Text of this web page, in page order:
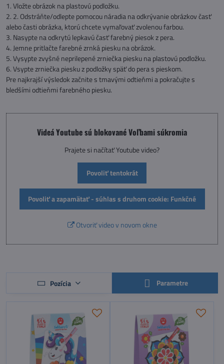
1. Vložte obrázok na plastovú podložku.
2. 2. Odstráňte/odlepte pomocou náradia na odkrývanie obrázkov časť
alebo časti obrázka, ktorú chcete vymaľovať zvolenou farbou.
3. Nasypte na odkrytú lepkavú časť farebný piesok z pera.
4. Jemne pritlačte farebné zrnká piesku na obrázok.
5. Vysypte zvyšné neprilepené zrniečka piesku na plastovú podložku.
6. Vsypte zrniečka piesku z podložky späť do pera s pieskom.
Pre najkrajší výsledok začnite s tmavými odtieňmi a pokračujte s
bledšími odtieňmi farebného piesku.
Videá Youtube sú blokované Voľbami súkromia
Prajete si načítať Youtube video?
Povoliť tentokrát
Povoliť a zapamätať - súhlas s druhom cookie: Funkčné
Otvoriť video v novom okne
Pozícia Parametre